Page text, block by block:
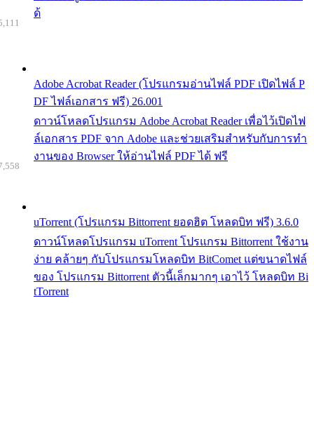
ด้
Adobe Acrobat Reader (โปรแกรมอ่านไฟล์ PDF เปิดไฟล์ P
DF ไฟล์เอกสาร ฟรี) 26.001
ดาวน์โหลดโปรแกรม Adobe Acrobat Reader เพื่อไว้เปิดไฟ
ล์เอกสาร PDF จาก Adobe และช่วยเสริมสำหรับกับการทำ
งานของ Browser ให้อ่านไฟล์ PDF ได้ ฟรี
uTorrent (โปรแกรม Bittorrent ยอดฮิต โหลดบิท ฟรี) 3.6.0
ดาวน์โหลดโปรแกรม uTorrent โปรแกรม Bittorrent ใช้งาน
ง่าย คล้ายๆ กับโปรแกรมโหลดบิท BitComet แต่ขนาดไฟล์
ของ โปรแกรม Bittorrent ตัวนี้เล็กมากๆ เอาไว้ โหลดบิท Bi
tTorrent